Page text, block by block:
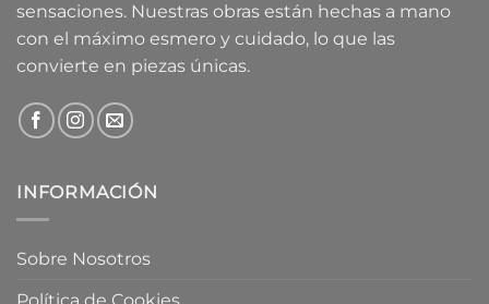
sensaciones. Nuestras obras están hechas a mano
con el máximo esmero y cuidado, lo que las
convierte en piezas únicas.
INFORMACIÓN
Sobre Nosotros
Política de Cookies